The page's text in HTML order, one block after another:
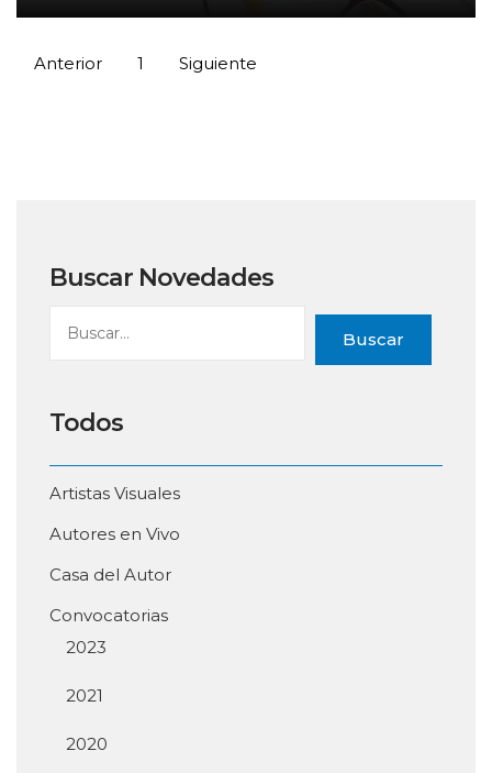
Anterior 1 Siguiente
Buscar Novedades
Buscar
Todos
Artistas Visuales
Autores en Vivo
Casa del Autor
Convocatorias
2023
2021
2020